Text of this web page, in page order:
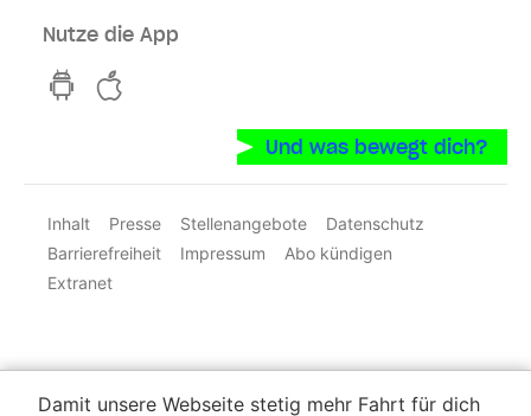
Nutze die App
hvv switch App auf GooglePlay
Und was bewegt dich?
Inhalt Presse Stellenangebote
Datenschutz
Barrierefreiheit
Impressum
Abo kündigen
Extranet
Damit unsere Webseite stetig mehr Fahrt für dich